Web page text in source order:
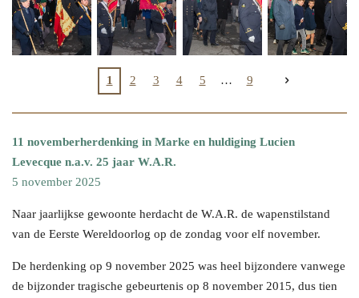
1 2 3 4 5 9
11 novemberherdenking in Marke en huldiging Lucien
Levecque n.a.v. 25 jaar W.A.R.
5 november 2025
Naar jaarlijkse gewoonte herdacht de W.A.R. de wapenstilstand
van de Eerste Wereldoorlog op de zondag voor elf november.
De herdenking op 9 november 2025 was heel bijzondere vanwege
de bijzonder tragische gebeurtenis op 8 november 2015, dus tien